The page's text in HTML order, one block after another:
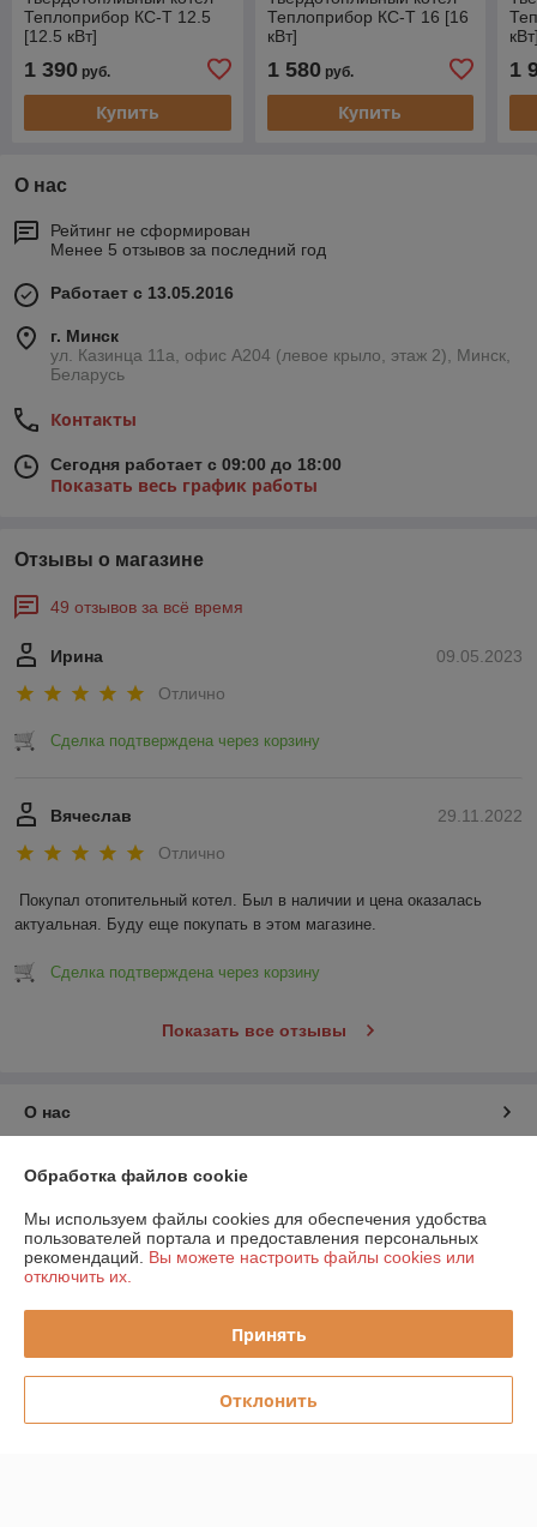
Теплоприбор КС-Т 12.5
[12.5 кВт]
1 390 руб.
Купить
Теплоприбор КС-Т 16 [16
кВт]
1 580руб.
Купить
1
О нас
Рейтинг не сформирован
Менее 5 отзывов за последний год
Работает с 13.05.2016
г. Минск
ул. Казинца 11а, офис А204 (левое крыло, этаж 2), Минск,
Беларусь
Контакты
Сегодня работает с 09:00 до 18:00
Показать весь график работы
Отзывы о магазине
49 отзывов за всё время
09.05.2023
Ирина
Отлично
Сделка подтверждена через корзину
29.11.2022
Вячеслав
Отлично
Покупал отопительный котел. Был в наличии и цена оказалась
актуальная. Буду еще покупать в этом магазине.
Сделка подтверждена через корзину
Показать все отзывы
О нас
Контакты
Доставка и оплата
График работы
Политика обработки cookies
Обработка файлов cookie
Мы используем файлы cookies для обеспечения удобства
пользователей портала и предоставления персональных
рекомендаций. Вы можете настроить файлы cookies или
отключить их.
Принять
Отклонить